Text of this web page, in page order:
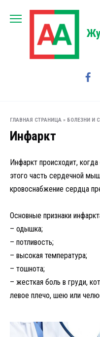
ГЛАВНАЯ СТРАНИЦА » БОЛЕЗНИ И
Инфаркт
Инфаркт происходит,
этого часть сердечной
кровоснабжение сердца
Основные признаки
– одышка;
– потливость;
– высокая температура;
– тошнота;
– жесткая боль в груди,
левое плечо, шею или